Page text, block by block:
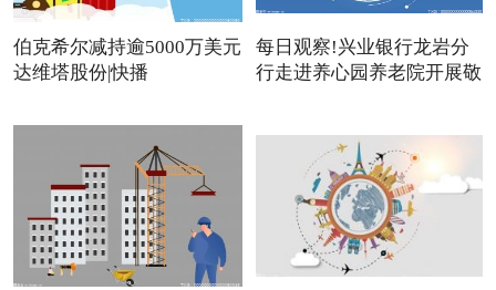
伯克希尔减持逾5000万美元
达维塔股份|快播
每日观察!兴业银行龙岩分
行走进养心园养老院开展敬